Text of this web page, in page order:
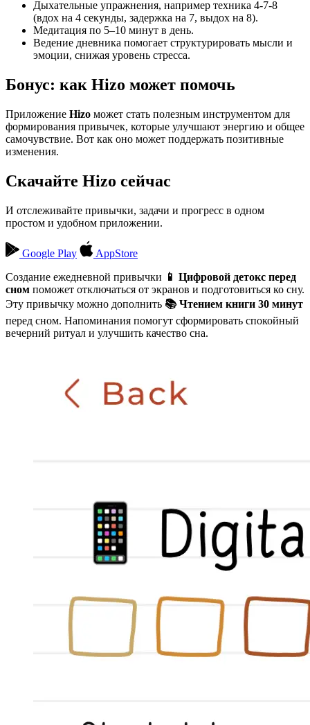
Дыхательные упражнения, например техника 4-7-8
(вдох на 4 секунды, задержка на 7, выдох на 8).
Медитация по 5–10 минут в день.
Ведение дневника помогает структурировать мысли и
эмоции, снижая уровень стресса.
Бонус: как Hizo может помочь
Приложение Hizo может стать полезным инструментом для
формирования привычек, которые улучшают энергию и общее
самочувствие. Вот как оно может поддержать позитивные
изменения.
Скачайте Hizo сейчас
И отслеживайте привычки, задачи и прогресс в одном
простом и удобном приложении.
Google Play
AppStore
Создание ежедневной привычки 📱 Цифровой детокс перед
сном поможет отключаться от экранов и подготовиться ко сну.
Эту привычку можно дополнить 📚 Чтением книги 30 минут
перед сном. Напоминания помогут сформировать спокойный
вечерний ритуал и улучшить качество сна.